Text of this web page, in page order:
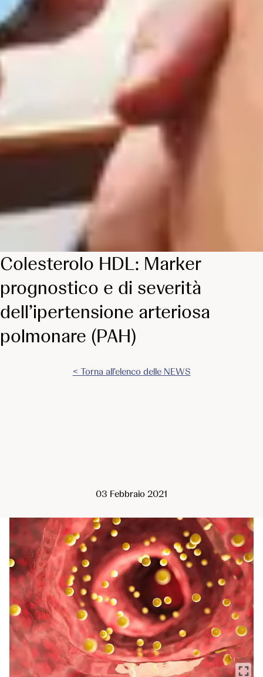
Colesterolo HDL: Marker
prognostico e di severità
dell’ipertensione arteriosa
polmonare (PAH)
< Torna all'elenco delle NEWS
03 Febbraio 2021